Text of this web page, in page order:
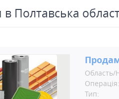
в Полтавська
Область/
Операція:
Тип: